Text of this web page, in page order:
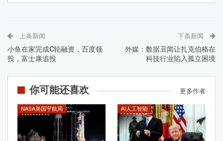
上条新闻
小鱼在家完成C轮融资，百度领
投，富士康追投
下条新闻
外媒：数据丑闻让扎克伯格在
科技行业陷入孤立困境
你可能还喜欢 更多作者
NASA美国宇航局 AI人工智能